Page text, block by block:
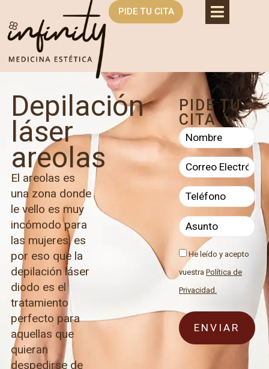
PIDE TU CITA
Depilación
láser
areolas
El areolas es
una zona donde
le vello es muy
incómodo para
las mujeres, es
por eso que la
depilación láser
diodo es el
tratamiento
perfecto para
aquellas que
quieran
despedirse de
PIDE TU
CITA
He leído y acepto
vuestraPolítica de
Privacidad.